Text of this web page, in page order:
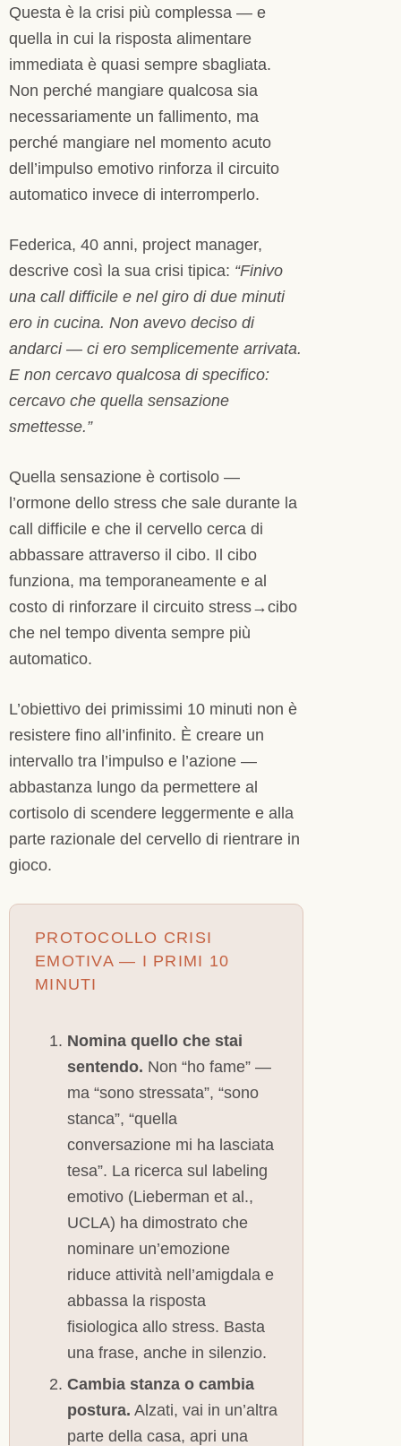
Questa è la crisi più complessa — e
quella in cui la risposta alimentare
immediata è quasi sempre sbagliata.
Non perché mangiare qualcosa sia
necessariamente un fallimento, ma
perché mangiare nel momento acuto
dell’impulso emotivo rinforza il circuito
automatico invece di interromperlo.
Federica, 40 anni, project manager,
descrive così la sua crisi tipica: “Finivo
una call difficile e nel giro di due minuti
ero in cucina. Non avevo deciso di
andarci — ci ero semplicemente arrivata.
E non cercavo qualcosa di specifico:
cercavo che quella sensazione
smettesse.”
Quella sensazione è cortisolo —
l’ormone dello stress che sale durante la
call difficile e che il cervello cerca di
abbassare attraverso il cibo. Il cibo
funziona, ma temporaneamente e al
costo di rinforzare il circuito stress→cibo
che nel tempo diventa sempre più
automatico.
L’obiettivo dei primissimi 10 minuti non è
resistere fino all’infinito. È creare un
intervallo tra l’impulso e l’azione —
abbastanza lungo da permettere al
cortisolo di scendere leggermente e alla
parte razionale del cervello di rientrare in
gioco.
PROTOCOLLO CRISI
EMOTIVA — I PRIMI 10
MINUTI
Nomina quello che stai
sentendo. Non “ho fame” —
ma “sono stressata”, “sono
stanca”, “quella
conversazione mi ha lasciata
tesa”. La ricerca sul labeling
emotivo (Lieberman et al.,
UCLA) ha dimostrato che
nominare un’emozione
riduce attività nell’amigdala e
abbassa la risposta
fisiologica allo stress. Basta
una frase, anche in silenzio.
Cambia stanza o cambia
postura. Alzati, vai in un’altra
parte della casa, apri una